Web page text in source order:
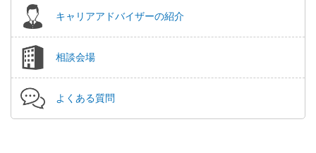
キャリアアドバイザーの紹介
相談会場
よくある質問